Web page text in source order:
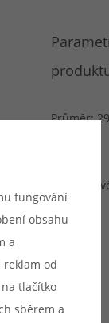
Průměr:
132 mm
fungování
obsahu
a
reklam od
tlačítko
sběrem a